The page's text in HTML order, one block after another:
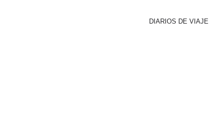
DIARIOS DE VIAJE